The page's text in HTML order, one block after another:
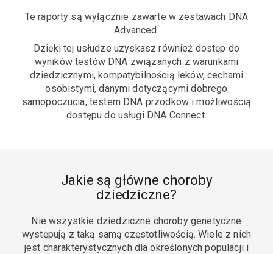
Te raporty są wyłącznie zawarte w zestawach DNA
Advanced.
Dzięki tej usłudze uzyskasz również dostęp do
wyników testów DNA związanych z warunkami
dziedzicznymi, kompatybilnością leków, cechami
osobistymi, danymi dotyczącymi dobrego
samopoczucia, testem DNA przodków i możliwością
dostępu do usługi DNA Connect.
Jakie są główne choroby
dziedziczne?
Nie wszystkie dziedziczne choroby genetyczne
występują z taką samą częstotliwością. Wiele z nich
jest charakterystycznych dla określonych populacji i